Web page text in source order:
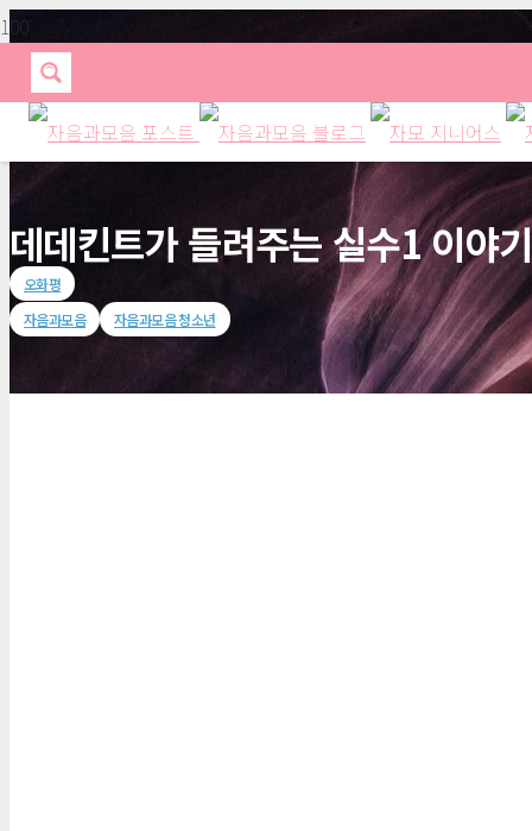
데데킨트가 들려주는 실수1 이야기
오화평
자음과모음
자음과모음 청소년